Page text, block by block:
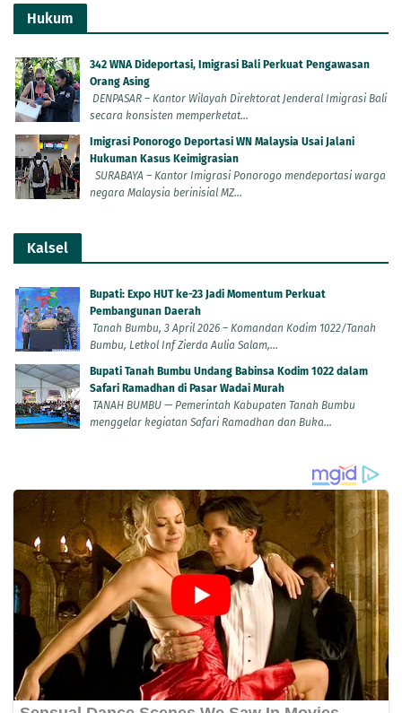
Hukum
342 WNA Dideportasi, Imigrasi Bali Perkuat Pengawasan
Orang Asing
DENPASAR – Kantor Wilayah Direktorat Jenderal Imigrasi Bali
secara konsisten memperketat...
Imigrasi Ponorogo Deportasi WN Malaysia Usai Jalani
Hukuman Kasus Keimigrasian
SURABAYA – Kantor Imigrasi Ponorogo mendeportasi warga
negara Malaysia berinisial MZ...
Kalsel
Bupati: Expo HUT ke-23 Jadi Momentum Perkuat
Pembangunan Daerah
Tanah Bumbu, 3 April 2026 – Komandan Kodim 1022/Tanah
Bumbu, Letkol Inf Zierda Aulia Salam,...
Bupati Tanah Bumbu Undang Babinsa Kodim 1022 dalam
Safari Ramadhan di Pasar Wadai Murah
TANAH BUMBU — Pemerintah Kabupaten Tanah Bumbu
menggelar kegiatan Safari Ramadhan dan Buka...